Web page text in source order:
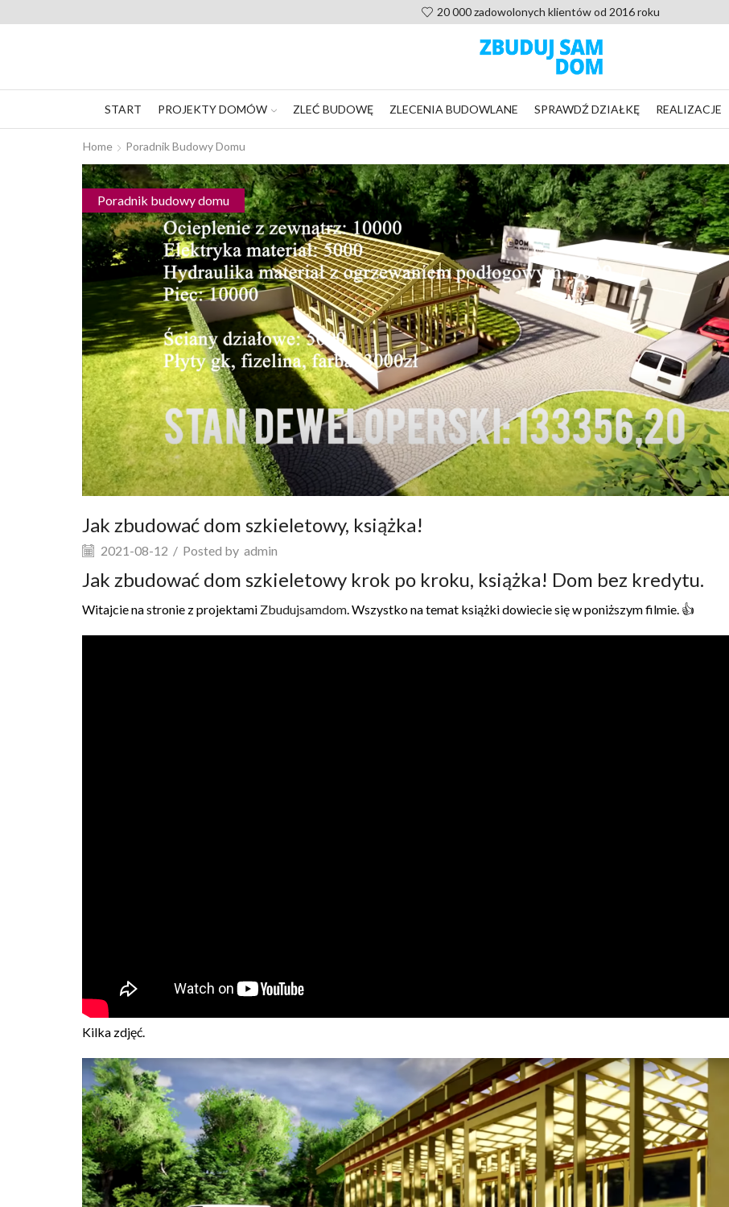
20 000 zadowolonych klientów od 2016 roku
START PROJEKTY DOMÓW ZLEĆ BUDOWĘ ZLECENIA BUDOWLANE SPRAWDŹ DZIAŁKĘ REALIZACJE
Home Poradnik Budowy Domu
Poradnik budowy domu
Jak zbudować dom szkieletowy, książka!
2021-08-12 / Posted by admin
Jak zbudować dom szkieletowy krok po kroku, książka! Dom bez kredytu.
Witajcie na stronie z projektami Zbudujsamdom . Wszystko na temat książki dowiecie się w poniższym filmie. 👍
Kilka zdjęć.